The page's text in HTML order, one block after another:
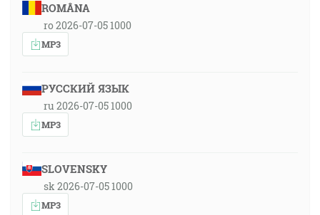
ROMÂNA
ro 2026-07-05 1000
MP3
РУССКИЙ ЯЗЫК
ru 2026-07-05 1000
MP3
SLOVENSKY
sk 2026-07-05 1000
MP3